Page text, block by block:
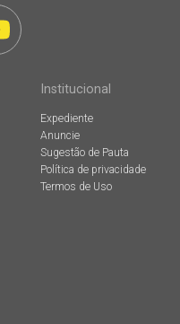
Institucional
Expediente
Anuncie
Sugestão de Pauta
Política de privacidade
Termos de Uso